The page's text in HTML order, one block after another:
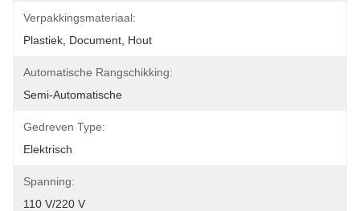
Verpakkingsmateriaal:
Plastiek, Document, Hout
Automatische Rangschikking:
Semi-Automatische
Gedreven Type:
Elektrisch
Spanning:
110 V/220 V